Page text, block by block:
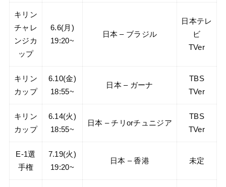
キリン
チャレ
ンジカ
ップ
6.6(月)
19:20~
日本 – ブラジル
日本テレ
ビ
TVer
キリン
カップ
6.10(金)
18:55~
日本 – ガーナ
TBS
TVer
キリン
カップ
6.14(火)
18:55~
日本 – チリorチュニジア
TBS
TVer
E-1選
手権
7.19(火)
19:20~
日本 – 香港 未定